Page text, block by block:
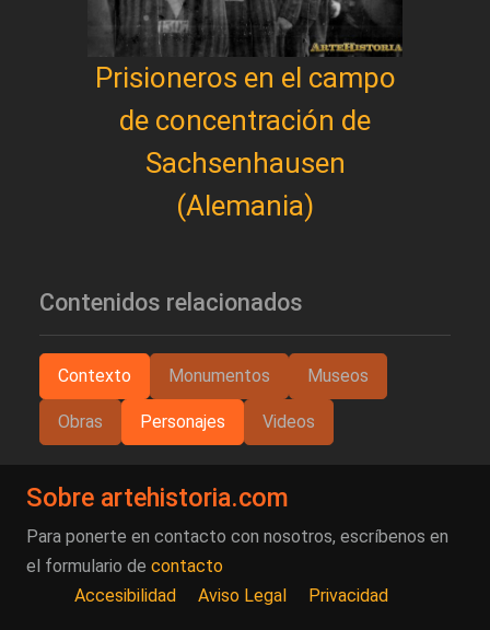
Prisioneros en el campo
de concentración de
Sachsenhausen
(Alemania)
Contenidos relacionados
Contexto Monumentos Museos
Obras Personajes Videos
Sobre artehistoria.com
Para ponerte en contacto con nosotros, escríbenos en
el formulario de contacto
Accesibilidad
Aviso Legal Privacidad